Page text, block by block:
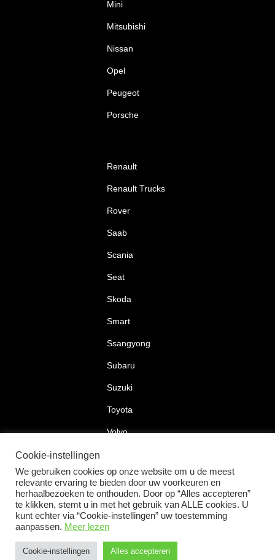
Mini
Mitsubishi
Nissan
Opel
Peugeot
Porsche
Renault
Renault Trucks
Rover
Saab
Scania
Seat
Skoda
Smart
Ssangyong
Subaru
Suzuki
Toyota
Volvo
2026 © Car Lock Systems
Cookie-instellingen
We gebruiken cookies op onze website om u de meest
relevante ervaring te bieden door uw voorkeuren en
herhaalbezoeken te onthouden. Door op “Alles accepteren”
te klikken, stemt u in met het gebruik van ALLE cookies. U
kunt echter via “Cookie-instellingen” uw toestemming
aanpassen. Meer lezen
Cookie-instellingen Alles accepteren